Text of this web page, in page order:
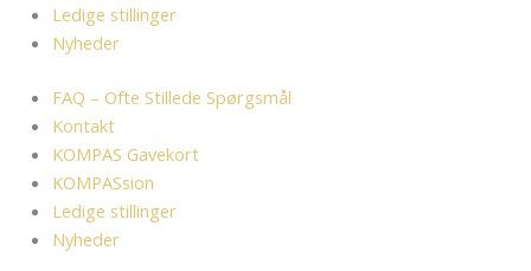
Ledige stillinger
Nyheder
FAQ – Ofte Stillede Spørgsmål
Kontakt
KOMPAS Gavekort
KOMPASsion
Ledige stillinger
Nyheder